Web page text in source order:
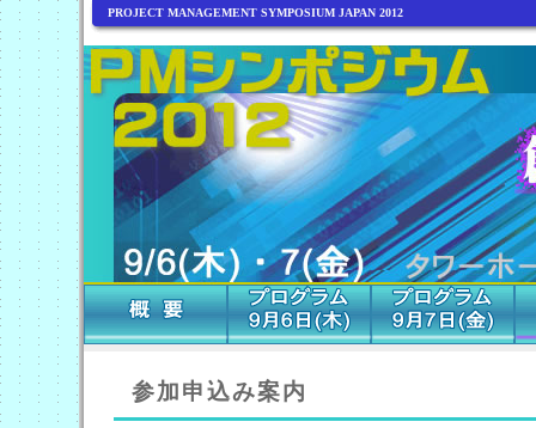
PROJECT MANAGEMENT SYMPOSIUM JAPAN 2012
参加申込み案内